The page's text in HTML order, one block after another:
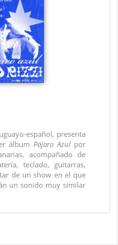
español, presenta
álbumPájaro Azul por
acompañado de
teclado, guitarras,
de un show en el que
un sonido muy similar